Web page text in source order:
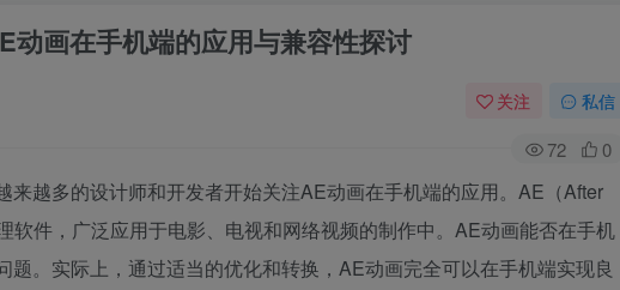
动画在手机端的应用与兼容性探讨
关注 私信
72 0
来越多的设计师和开发者开始关注AE动画在手机端的应用。AE（After
软件，广泛应用于电影、电视和网络视频的制作中。AE动画能否在手机
题。实际上，通过适当的优化和转换，AE动画完全可以在手机端实现良